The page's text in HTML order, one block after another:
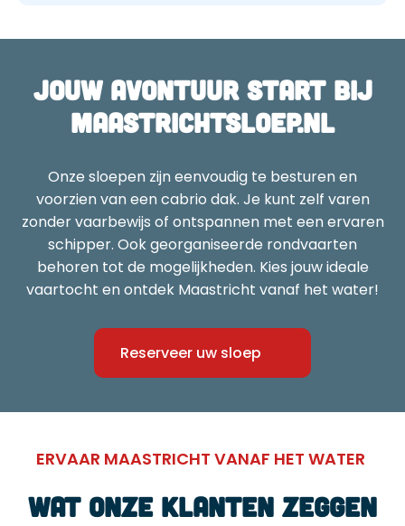
Jouw avontuur start bij
maastrichtsloep.nl
Onze sloepen zijn eenvoudig te besturen en
voorzien van een cabrio dak. Je kunt zelf varen
zonder vaarbewijs of ontspannen met een ervaren
schipper. Ook georganiseerde rondvaarten
behoren tot de mogelijkheden. Kies jouw ideale
vaartocht en ontdek Maastricht vanaf het water!
Reserveer uw sloep
ERVAAR MAASTRICHT VANAF HET WATER
Wat onze klanten zeggen